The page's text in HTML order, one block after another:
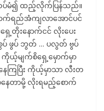
မံ၍ ထည့်လိုက်ပြန်သည်။
က်ရည်အံကျလာအောင်ပင်
းနောက်ငင် လိုးပေး
ဖွပ် ဘွတ် … ပလွတ် ဗွပ်
ကိုယ့်မျက်စိရှေ့မှောက်မှာ
ြပြီး ကိုယ့်မှာသာ လီးတ
ေတာမို့ လိုးရမည့်စောက်